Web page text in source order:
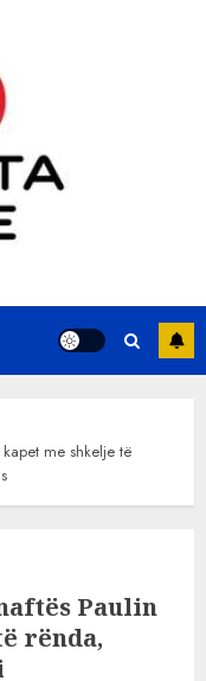
me shkelje të
Paulin
rënda,